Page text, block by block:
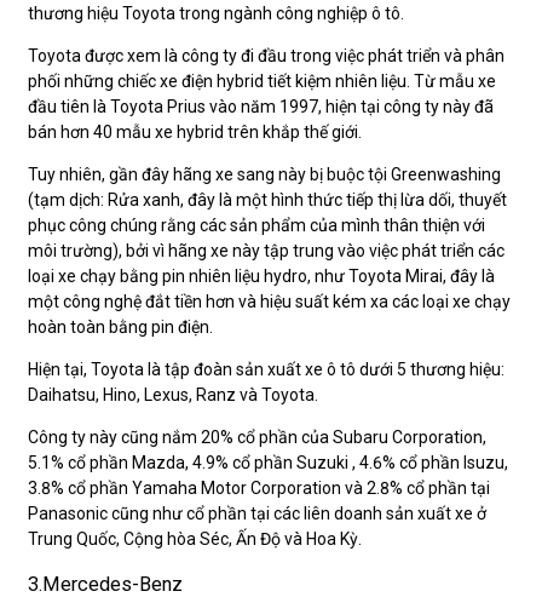
thương hiệu Toyota trong ngành công nghiệp ô tô.
Toyota được xem là công ty đi đầu trong việc phát triển và phân
phối những chiếc xe điện hybrid tiết kiệm nhiên liệu. Từ mẫu xe
đầu tiên là Toyota Prius vào năm 1997, hiện tại công ty này đã
bán hơn 40 mẫu xe hybrid trên khắp thế giới.
Tuy nhiên, gần đây hãng xe sang này bị buộc tội Greenwashing
(tạm dịch: Rửa xanh, đây là một hình thức tiếp thị lừa dối, thuyết
phục công chúng rằng các sản phẩm của mình thân thiện với
môi trường), bởi vì hãng xe này tập trung vào việc phát triển các
loại xe chạy bằng pin nhiên liệu hydro, như Toyota Mirai, đây là
một công nghệ đắt tiền hơn và hiệu suất kém xa các loại xe chạy
hoàn toàn bằng pin điện.
Hiện tại, Toyota là tập đoàn sản xuất xe ô tô dưới 5 thương hiệu:
Daihatsu, Hino, Lexus, Ranz và Toyota.
Công ty này cũng nắm 20% cổ phần của Subaru Corporation,
5.1% cổ phần Mazda, 4.9% cổ phần Suzuki , 4.6% cổ phần Isuzu,
3.8% cổ phần Yamaha Motor Corporation và 2.8% cổ phần tại
Panasonic cũng như cổ phần tại các liên doanh sản xuất xe ở
Trung Quốc, Cộng hòa Séc, Ấn Độ và Hoa Kỳ.
3.Mercedes-Benz